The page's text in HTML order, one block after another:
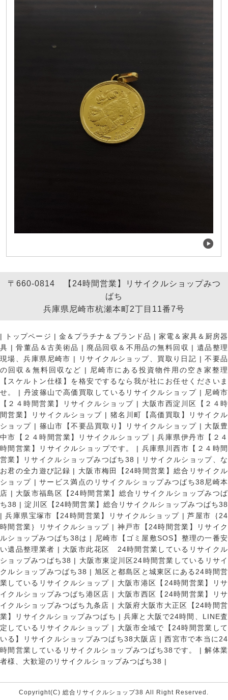
〒660-0814 【24時間営業】リサイクルショップみつ
ばち
兵庫県尼崎市杭瀬本町2丁目11番7号
| トップページ | 金＆プラチナ＆ブランド品 |家電＆家具＆厨房器
具 |骨董品＆古美術品 | 廃品回収＆不用品の無料回収 | 遺品整理
現場、兵庫県尼崎市 | リサイクルショップ、買取り日記 |不要品
の回収＆無料回収など | 尼崎市にある投資物件用の空き家整理
【スケルトン仕様】を格安でするなら我が社にお任せくださいま
せ。
| 丹波篠山で高価買取しているリサイクルショップ | 尼崎市
【２４時間営業】リサイクルショップ | 大阪市西淀川区【２４時
間営業】リサイクルショップ | 猪名川町【高価買取】リサイクル
ショップ | 篠山市【不要品買取り】リサイクルショップ | 大阪豊
中市【２４時間営業】リサイクルショップ |兵庫県伊丹市【２４
時間営業】リサイクルショップです。
| 兵庫県川西市【２４時間
営業】リサイクルショップみつばち38 |
リサイクルショップ、な
お君の全力遊び記録 | 大阪市梅田【24時間営業】総合リサイクル
ショップ |サービス満点のリサイクルショップみつばち38尼崎本
店 | 大阪市福島区【24時間営業】総合リサイクルショップみつば
ち38 |淀川区【24時間営業】総合リサイクルショップみつばち38
|兵庫県宝塚市【24時間営業】リサイクルショップ |芦屋市｛24
時間営業｝リサイクルショップ | 神戸市【24時間営業】リサイク
ルショップみつばち38は | 尼崎市【ゴミ屋敷SOS】整理の一番安
い遺品整理業者 | 大阪市此花区 24時間営業しているリサイクル
ショップみつばち38 | 大阪市東淀川区24時間営業しているリサイ
クルショップみつばち38 | 旭区と都島区と城東区にある24時間営
業しているリサイクルショップ | 大阪市港区【24時間営業】リサ
イクルショップみつばち港区店 | 大阪市西区【24時間営業】リサ
イクルショップみつばち九条店 | 大阪府大阪市大正区【24時間営
業】リサイクルショップみつばち |兵庫と大阪で24時間、LINE査
定しているリサイクルショップ | 大阪市全域で【24時間営業して
いる】リサイクルショップみつばち38大阪店 |西宮市で本当に24
時間営業しているリサイクルショップみつばち38です。
|解体業
者様、大歓迎のリサイクルショップみつばち38 |
Copyright(C) 総合リサイクルショップ38 All Right Reserved.